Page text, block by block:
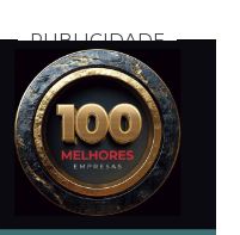
PUBLICIDADE